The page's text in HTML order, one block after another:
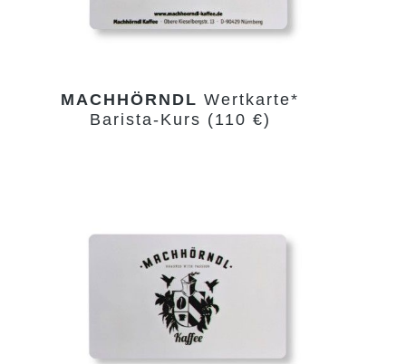
MACHHÖRNDL
Barista-Kurs (110 €)